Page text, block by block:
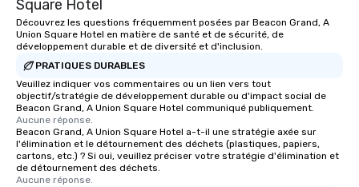
Square Hotel
Découvrez les questions fréquemment posées par Beacon Grand, A
Union Square Hotel en matière de santé et de sécurité, de
développement durable et de diversité et d'inclusion.
PRATIQUES DURABLES
Veuillez indiquer vos commentaires ou un lien vers tout
objectif/stratégie de développement durable ou d'impact social de
Beacon Grand, A Union Square Hotel communiqué publiquement.
Aucune réponse.
Beacon Grand, A Union Square Hotel a-t-il une stratégie axée sur
l'élimination et le détournement des déchets (plastiques, papiers,
cartons, etc.) ? Si oui, veuillez préciser votre stratégie d'élimination et
de détournement des déchets.
Aucune réponse.